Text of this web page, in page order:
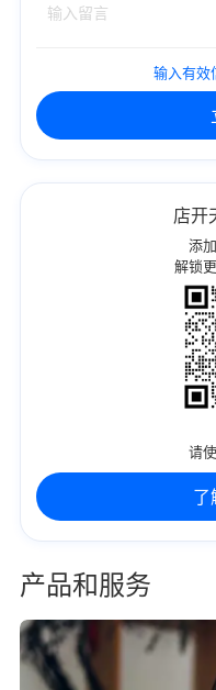
输入有效
店开
添
解锁
请
了
产品和服务